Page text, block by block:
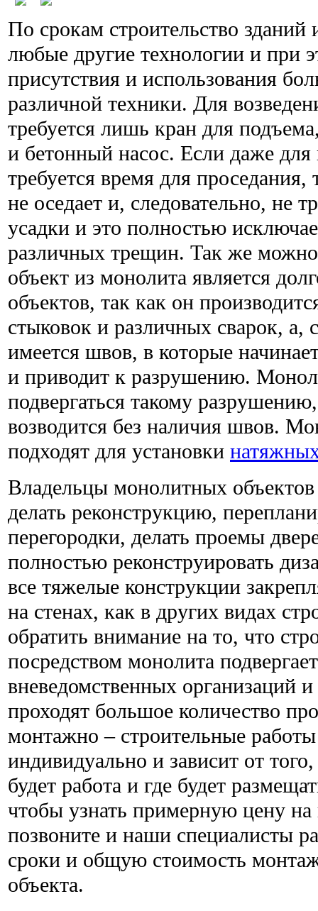
По срокам строительство зданий
любые другие технологии и при
присутствия и использования
различной техники. Для
требуется лишь кран для
и бетонный насос. Если даже
требуется время для
не оседает и, следовательно, не
усадки и это полностью
различных трещин. Так же
объект из монолита является
объектов, так как он
стыковок и различных сварок, а,
имеется швов, в которые
и приводит к разрушению.
подвергаться такому
возводится без наличия швов.
подходят для установки
Владельцы монолитных объектов
делать реконструкцию,
перегородки, делать проемы
полностью реконструировать
все тяжелые конструкции
на стенах, как в других видах
обратить внимание на то, что
посредством монолита
вневедомственных организаций
проходят большое количество
монтажно – строительные работы
индивидуально и зависит от
будет работа и где будет
чтобы узнать примерную цену на
позвоните и наши специалисты
сроки и общую стоимость
объекта.